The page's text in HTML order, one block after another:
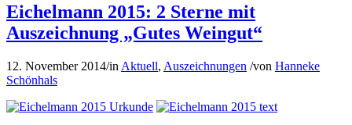
Eichelmann 2015: 2 Sterne mit
Auszeichnung „Gutes Weingut“
12. November 2014/in Aktuell, Auszeichnungen /von Hanneke
Schönhals